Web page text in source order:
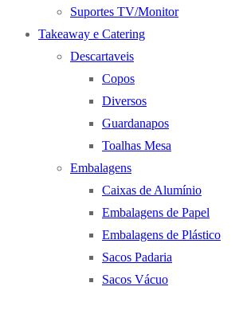
Suportes TV/Monitor
Takeaway e Catering
Descartaveis
Copos
Diversos
Guardanapos
Toalhas Mesa
Embalagens
Caixas de Alumínio
Embalagens de Papel
Embalagens de Plástico
Sacos Padaria
Sacos Vácuo